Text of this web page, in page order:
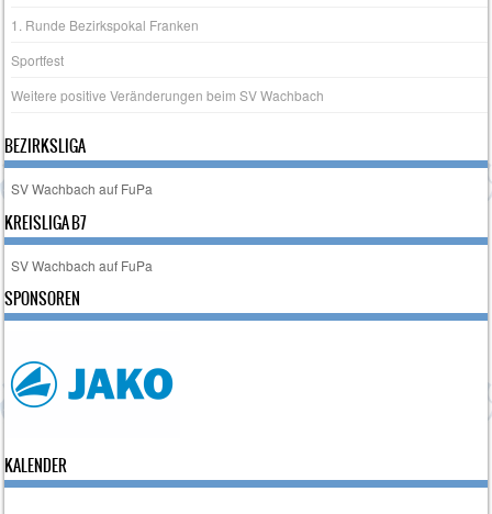
1. Runde Bezirkspokal Franken
Sportfest
Weitere positive Veränderungen beim SV Wachbach
BEZIRKSLIGA
SV Wachbach auf FuPa
KREISLIGA B7
SV Wachbach auf FuPa
SPONSOREN
KALENDER